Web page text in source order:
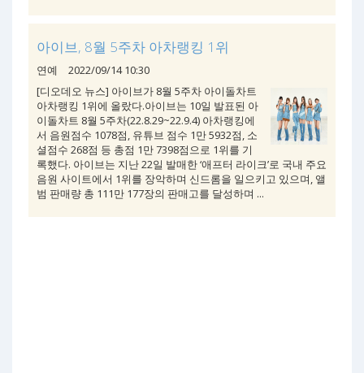
아이브, 8월 5주차 아차랭킹 1위
연예
2022/09/14 10:30
[디오데오 뉴스] 아이브가 8월 5주차 아이돌차트
아차랭킹 1위에 올랐다.아이브는 10일 발표된 아
이돌차트 8월 5주차(22.8.29~22.9.4) 아차랭킹에
서 음원점수 1078점, 유튜브 점수 1만 5932점, 소
셜점수 268점 등 총점 1만 7398점으로 1위를 기
록했다. 아이브는 지난 22일 발매한 ‘애프터 라이크’로 국내 주요
음원 사이트에서 1위를 장악하며 신드롬을 일으키고 있으며, 앨
범 판매량 총 111만 177장의 판매고를 달성하며 ...